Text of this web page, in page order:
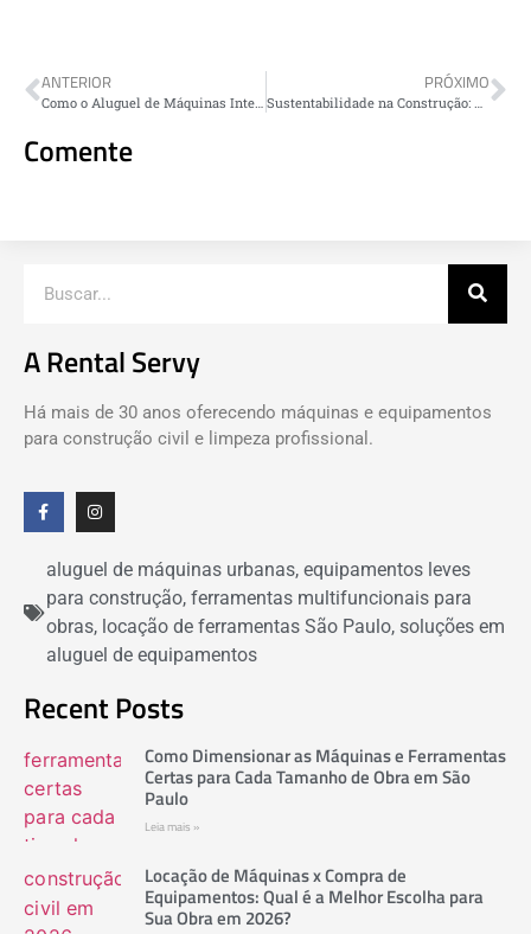
ANTERIOR PRÓXIMO
Comente
A Rental Servy
Há mais de 30 anos oferecendo máquinas e equipamentos
para construção civil e limpeza profissional.
aluguel de máquinas urbanas, equipamentos leves
para construção, ferramentas multifuncionais para
obras, locação de ferramentas São Paulo, soluções em
aluguel de equipamentos
Recent Posts
Como Dimensionar as Máquinas e Ferramentas
Certas para Cada Tamanho de Obra em São
Paulo
Leia mais »
Locação de Máquinas x Compra de
Equipamentos: Qual é a Melhor Escolha para
Sua Obra em 2026?